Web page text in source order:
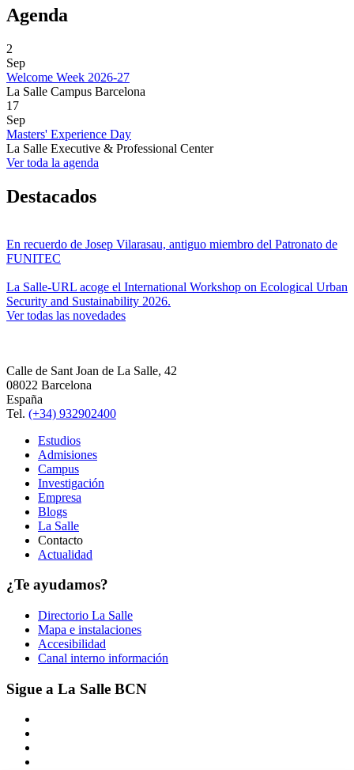
Agenda
2
Sep
Welcome Week 2026-27
La Salle Campus Barcelona
17
Sep
Masters' Experience Day
La Salle Executive & Professional Center
Ver toda la agenda
Destacados
En recuerdo de Josep Vilarasau, antiguo miembro del Patronato de
FUNITEC
La Salle-URL acoge el International Workshop on Ecological Urban
Security and Sustainability 2026.
Ver todas las novedades
Calle de Sant Joan de La Salle, 42
08022 Barcelona
España
Tel. (+34) 932902400
Estudios
Admisiones
Campus
Investigación
Empresa
Blogs
La Salle
Contacto
Actualidad
¿Te ayudamos?
Directorio La Salle
Mapa e instalaciones
Accesibilidad
Canal interno información
Sigue a La Salle BCN